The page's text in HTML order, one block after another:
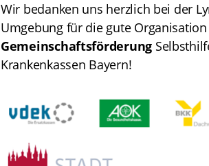
Wir bedanken uns herzlich bei der
Umgebung für die gute
Gemeinschaftsförderung
Krankenkassen Bayern!